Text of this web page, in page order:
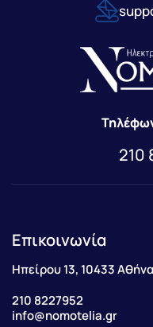
210
Επικοινωνία
Ηπείρου 13, 10433 Αθήνα
210 8227952
info@nomotelia.gr